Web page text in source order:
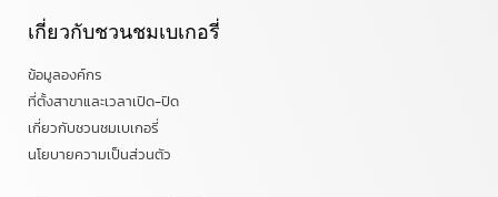
เกี่ยวกับชวนชมเบเกอรี่
ข้อมูลองค์กร
ที่ตั้งสาขาและเวลาเปิด-ปิด
เกี่ยวกับชวนชมเบเกอรี่
นโยบายความเป็นส่วนตัว